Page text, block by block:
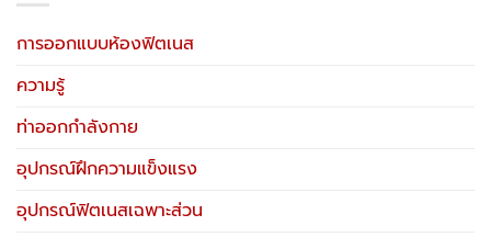
การออกแบบห้องฟิตเนส
ความรู้
ท่าออกกำลังกาย
อุปกรณ์ฝึกความแข็งแรง
อุปกรณ์ฟิตเนสเฉพาะส่วน